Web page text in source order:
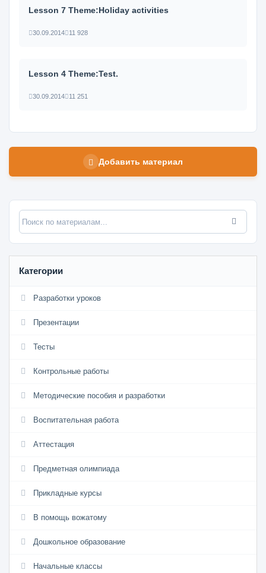
Lesson 7 Theme:Holiday activities
30.09.2014 11 928
Lesson 4 Theme:Test.
30.09.2014 11 251
Добавить материал
Категории
Разработки уроков
Презентации
Тесты
Контрольные работы
Методические пособия и разработки
Воспитательная работа
Аттестация
Предметная олимпиада
Прикладные курсы
В помощь вожатому
Дошкольное образование
Начальные классы